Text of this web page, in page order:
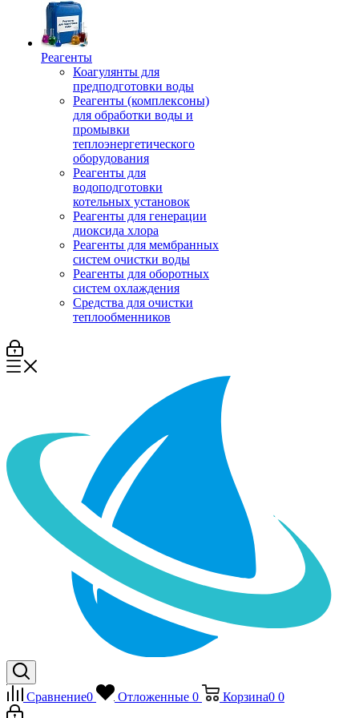
Реагенты
Коагулянты для
предподготовки воды
Реагенты (комплексоны)
для обработки воды и
промывки
теплоэнергетического
оборудования
Реагенты для
водоподготовки
котельных установок
Реагенты для генерации
диоксида хлора
Реагенты для мембранных
систем очистки воды
Реагенты для оборотных
систем охлаждения
Средства для очистки
теплообменников
Сравнение0 Отложенные 0 Корзина0 0